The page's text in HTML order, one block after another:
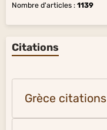
Nombre d'articles : 1139
Citations
Grèce citations